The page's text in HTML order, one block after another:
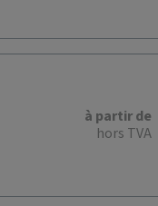
à partir de
hors TVA